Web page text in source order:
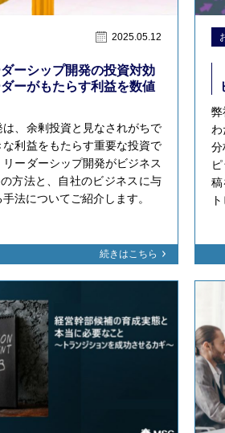
2025.05.12
ダーシップ開発の投資対効
ーがもたらす利益を数値
は、余剰投資と見なされがちで
利益をもたらす重要な投資で
ーダーシップ開発がビジネス
方法と、自社のビジネスに与
法についてご紹介します。
続きはこちら
弊
分
稿